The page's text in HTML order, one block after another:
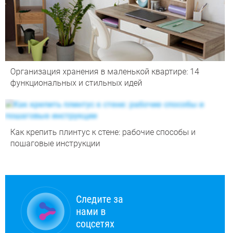
Организация хранения в маленькой квартире: 14
функциональных и стильных идей
Как крепить плинтус к стене: рабочие способы и
пошаговые инструкции
Следите за
нами в
соцсетях